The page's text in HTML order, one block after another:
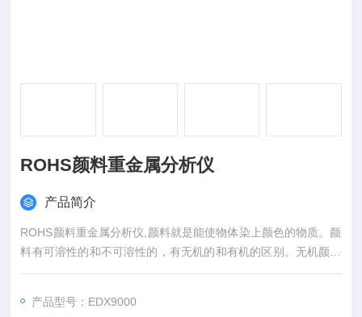
ROHS颜料重金属分析仪
产品简介
ROHS颜料重金属分析仪,颜料就是能使物体染上颜色的物质。颜
料有可溶性的和不可溶性的，有无机的和有机的区别。无机颜料
一般是矿物性物质，人类很早就知道使用无机颜料，利用有色的
海洋动物，如茜蓝、藤黄和古罗马从贝类中提炼的紫色。
产品型号：EDX9000